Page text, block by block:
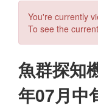
You're currently
To see the
魚群探知
年07月中